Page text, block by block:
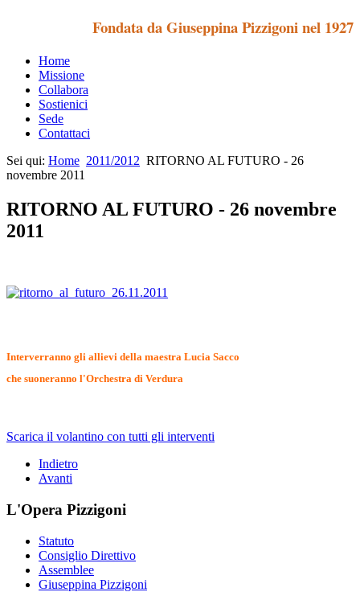
Fondata da Giuseppina Pizzigoni nel 1927
Home
Missione
Collabora
Sostienici
Sede
Contattaci
Sei qui: Home 2011/2012 RITORNO AL FUTURO - 26
novembre 2011
RITORNO AL FUTURO - 26 novembre
2011
Interverranno gli allievi della maestra Lucia Sacco
che suoneranno l'Orchestra di Verdura
Scarica il volantino con tutti gli interventi
Indietro
Avanti
L'Opera Pizzigoni
Statuto
Consiglio Direttivo
Assemblee
Giuseppina Pizzigoni